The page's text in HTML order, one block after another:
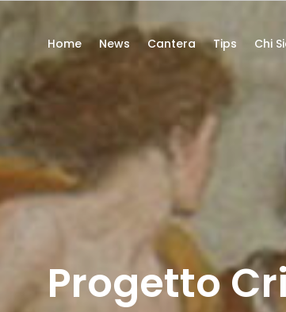
Home News Cantera Tips Chi
Progetto